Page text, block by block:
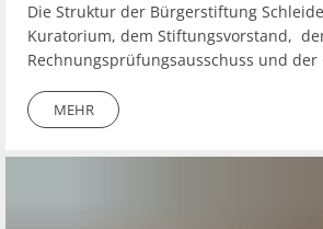
Die Struktur der Bürgerstiftung
Kuratorium, dem Stiftungsvorstand,
Rechnungsprüfungsausschuss und der
MEHR